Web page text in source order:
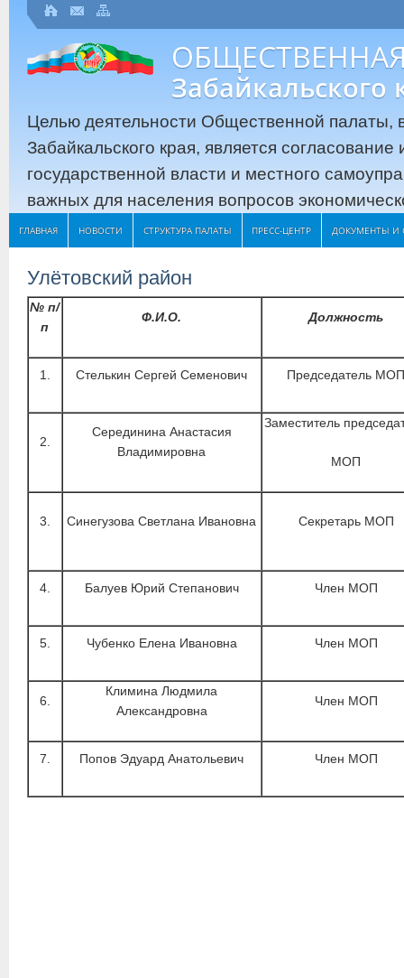
Забайкальского
Целью деятельности Общественной палаты,
Забайкальского края, является
государственной власти и местного
важных для населения вопросов
ГЛАВНАЯ НОВОСТИ СТРУКТУРА ПАЛАТЫ ПРЕСС-ЦЕНТР ДОКУМЕНТЫ И
Улётовский район
№ п/
п
Ф.И.О. Должность
1. Стелькин Сергей Семенович Председатель
2.
Серединина Анастасия
Владимировна
Заместитель
МОП
3. Синегузова Светлана Ивановна Секретарь МОП
4. Балуев Юрий Степанович Член МОП
5. Чубенко Елена Ивановна Член МОП
6.
Климина Людмила
Александровна
Член МОП
7. Попов Эдуард Анатольевич Член МОП